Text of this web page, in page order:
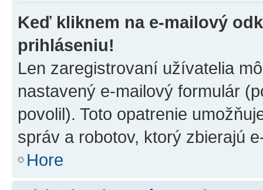
Keď kliknem na e-mailový
prihláseniu!
Len zaregistrovaní užívatelia
nastavený e-mailový formulár
povolil). Toto opatrenie
správ a robotov, ktorý zbierajú
Hore